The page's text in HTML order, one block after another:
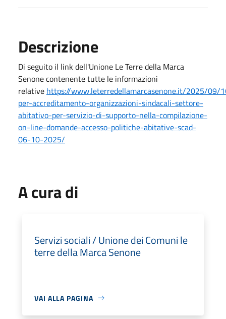
Descrizione
Di seguito il link dell'Unione Le Terre della Marca
Senone contenente tutte le informazioni
relative https://www.leterredellamarcasenone.it/2025/09/
per-accreditamento-organizzazioni-sindacali-settore-
abitativo-per-servizio-di-supporto-nella-compilazione-
on-line-domande-accesso-politiche-abitative-scad-
06-10-2025/
A cura di
Servizi sociali / Unione dei Comuni le
terre della Marca Senone
VAI ALLA PAGINA